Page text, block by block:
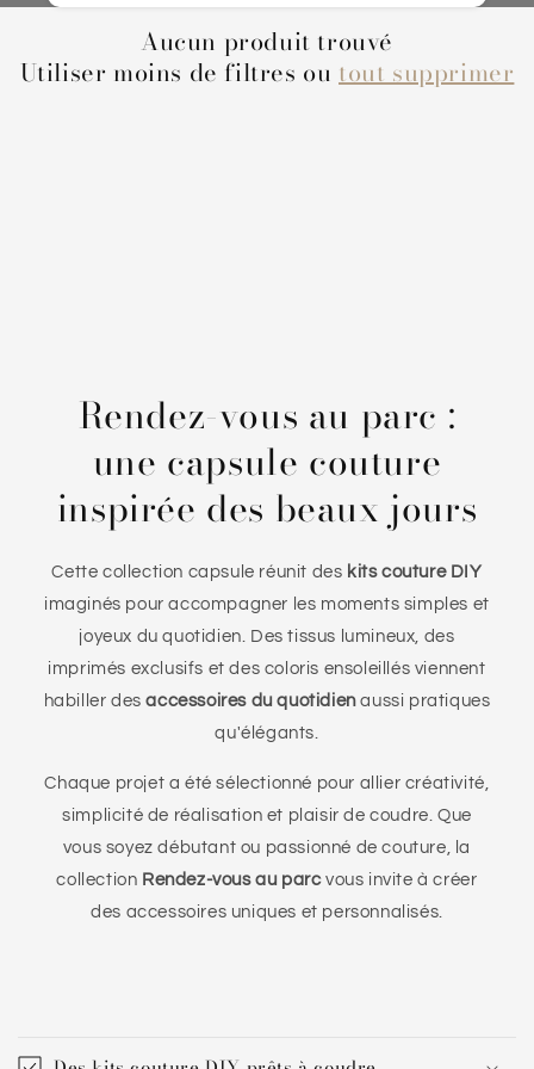
i
o
Aucun produit trouvé
Utiliser moins de filtres ou tout supprimer
Rendez-vous au parc :
une capsule couture
inspirée des beaux jours
Cette collection capsule réunit des kits couture DIY
imaginés pour accompagner les moments simples et
joyeux du quotidien. Des tissus lumineux, des
imprimés exclusifs et des coloris ensoleillés viennent
habiller desaccessoires du quotidienaussi pratiques
qu'élégants.
Chaque projet a été sélectionné pour allier créativité,
simplicité de réalisation et plaisir de coudre. Que
vous soyez débutant ou passionné de couture, la
collection Rendez-vous au parcvous invite à créer
des accessoires uniques et personnalisés.
o